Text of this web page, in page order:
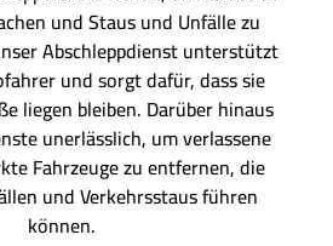
und Staus und Unfälle zu
Abschleppdienst unterstützt
und sorgt dafür, dass sie
liegen bleiben. Darüber hinaus
unerlässlich, um verlassene
Fahrzeuge zu entfernen, die
und Verkehrsstaus führen
können.